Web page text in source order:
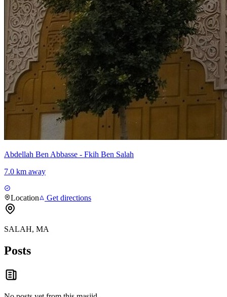
Abdellah Ben Abbasse - Fkih Ben Salah
7.0 km away
Location Get directions
SALAH, MA
Posts